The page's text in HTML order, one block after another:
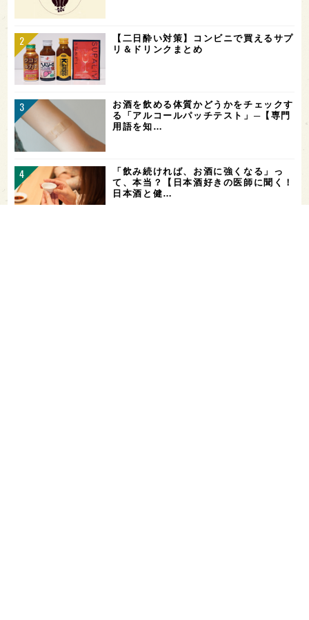
【二日酔い対策】コンビニで買えるサプ
リ＆ドリンクまとめ
お酒を飲める体質かどうかをチェックす
る「アルコールパッチテスト」─【専門
用語を知…
「飲み続ければ、お酒に強くなる」っ
て、本当？【日本酒好きの医師に聞く！
日本酒と健…